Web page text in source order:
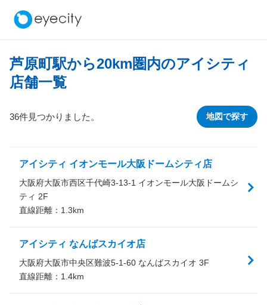
芦原町駅から20km圏内のアイシティ
店舗一覧
地図で探す
36件見つかりました。
アイシティ イオンモール大阪ドームシティ店
大阪府大阪市西区千代崎3-13-1 イオンモール大阪ドームシ
ティ 2F
直線距離： 1.3km
アイシティ なんばスカイオ店
大阪府大阪市中央区難波5-1-60 なんばスカイオ 3F
直線距離： 1.4km